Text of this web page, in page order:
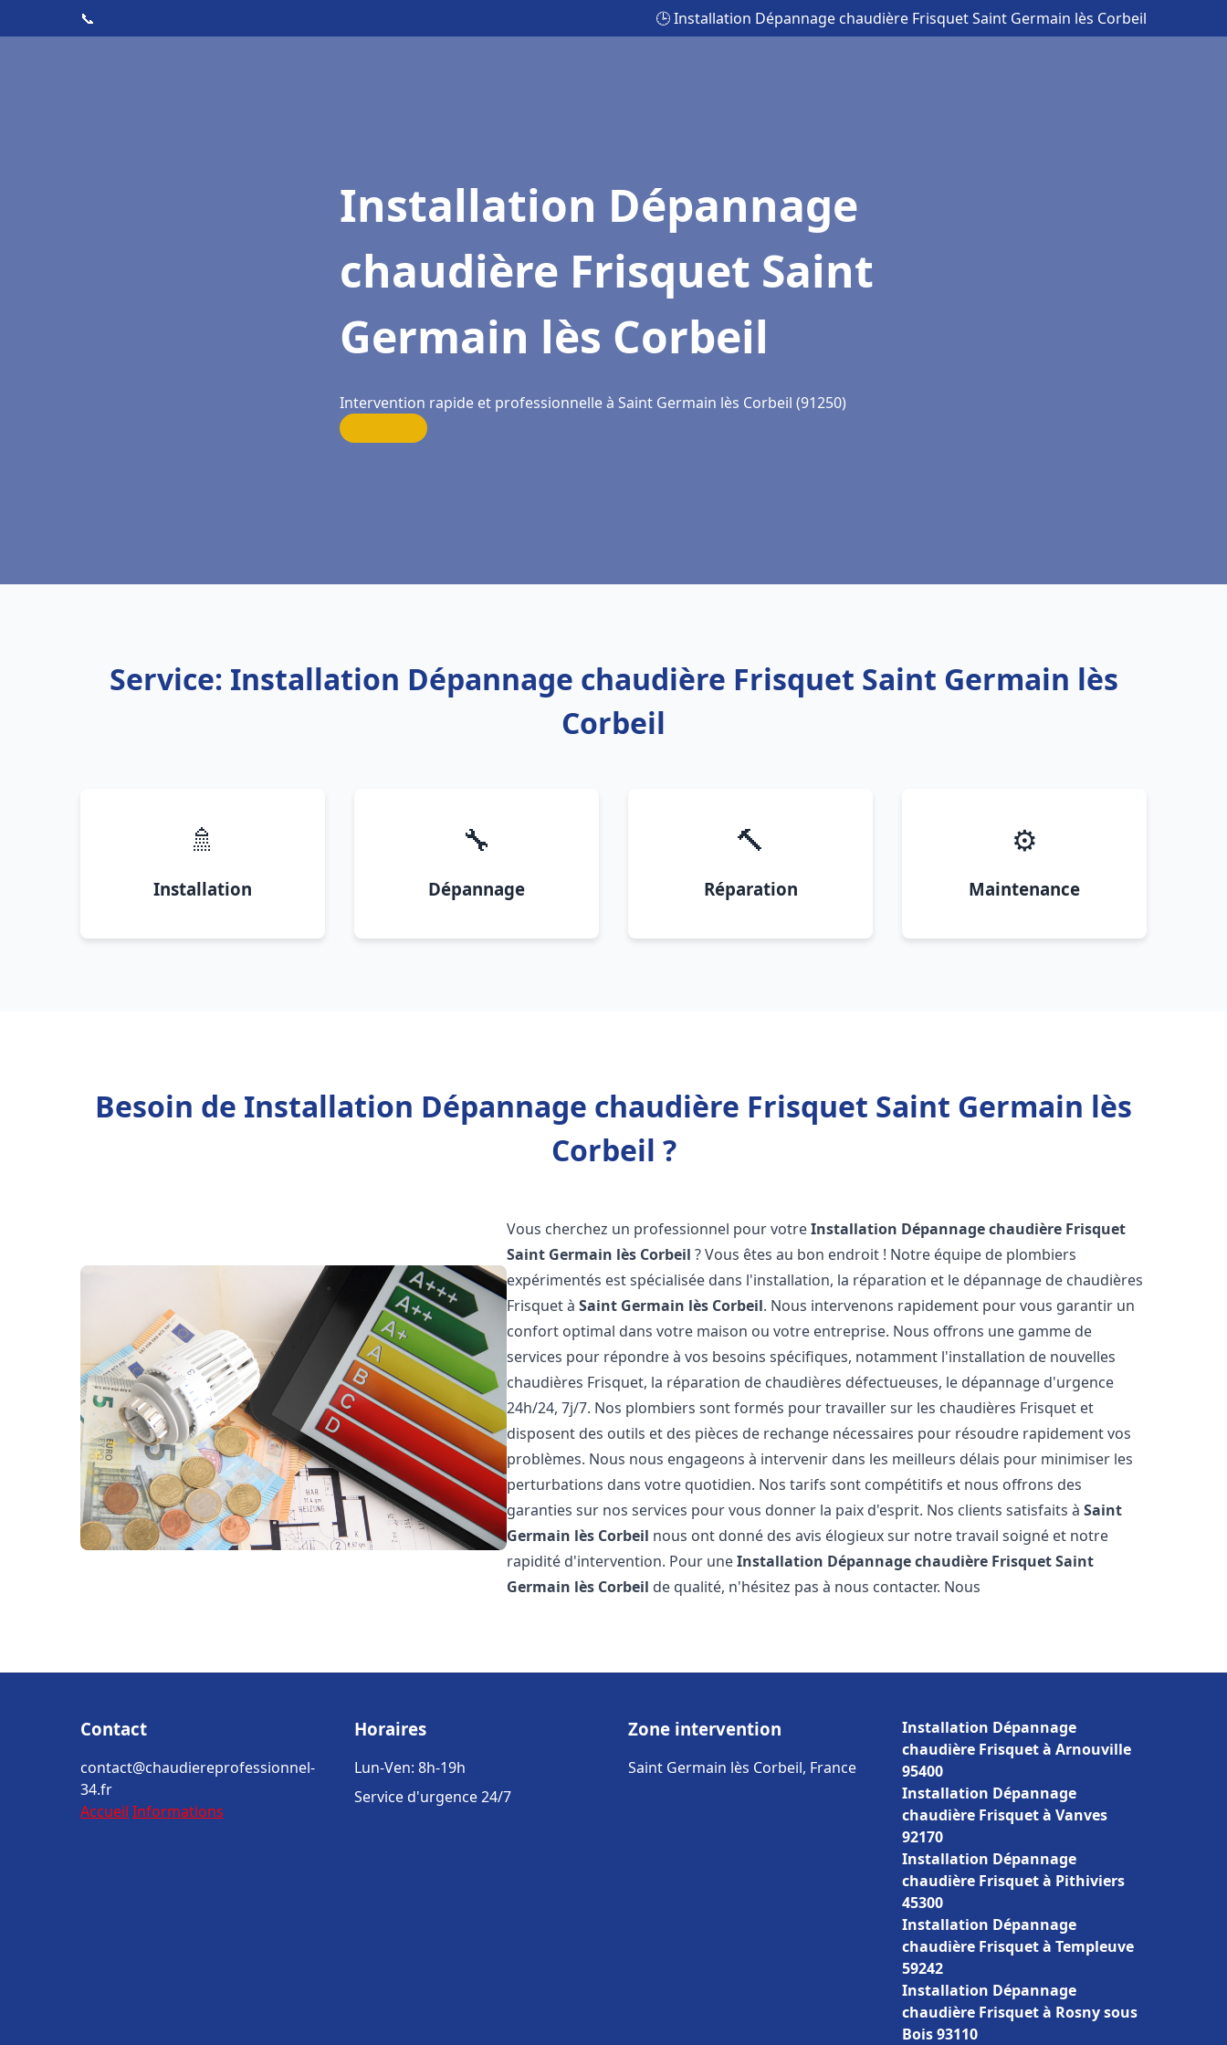
📞 🕒 Installation Dépannage chaudière Frisquet Saint Germain lès Corbeil
Installation Dépannage
chaudière Frisquet Saint
Germain lès Corbeil
Intervention rapide et professionnelle à Saint Germain lès Corbeil (91250)
Service: Installation Dépannage chaudière Frisquet Saint Germain lès
Corbeil
🚿
Installation
🔧
Dépannage
🔨
Réparation
⚙️
Maintenance
Besoin de Installation Dépannage chaudière Frisquet Saint Germain lès
Corbeil ?
Vous cherchez un professionnel pour votreInstallation Dépannage chaudière Frisquet
Saint Germain lès Corbeil ? Vous êtes au bon endroit ! Notre équipe de plombiers
expérimentés est spécialisée dans l'installation, la réparation et le dépannage de chaudières
Frisquet àSaint Germain lès Corbeil. Nous intervenons rapidement pour vous garantir un
confort optimal dans votre maison ou votre entreprise. Nous offrons une gamme de
services pour répondre à vos besoins spécifiques, notamment l'installation de nouvelles
chaudières Frisquet, la réparation de chaudières défectueuses, le dépannage d'urgence
24h/24, 7j/7. Nos plombiers sont formés pour travailler sur les chaudières Frisquet et
disposent des outils et des pièces de rechange nécessaires pour résoudre rapidement vos
problèmes. Nous nous engageons à intervenir dans les meilleurs délais pour minimiser les
perturbations dans votre quotidien. Nos tarifs sont compétitifs et nous offrons des
garanties sur nos services pour vous donner la paix d'esprit. Nos clients satisfaits àSaint
Germain lès Corbeil nous ont donné des avis élogieux sur notre travail soigné et notre
rapidité d'intervention. Pour uneInstallation Dépannage chaudière FrisquetSaint
Germain lès Corbeil de qualité, n'hésitez pas à nous contacter. Nous
Contact
contact@chaudiereprofessionnel-
34.fr
Accueil Informations
Horaires
Lun-Ven: 8h-19h
Service d'urgence 24/7
Zone intervention
Saint Germain lès Corbeil, France
Installation Dépannage
chaudière Frisquet à Arnouville
95400
Installation Dépannage
chaudière Frisquet à Vanves
92170
Installation Dépannage
chaudière Frisquet à Pithiviers
45300
Installation Dépannage
chaudière Frisquet à Templeuve
59242
Installation Dépannage
chaudière Frisquet à Rosny sous
Bois 93110